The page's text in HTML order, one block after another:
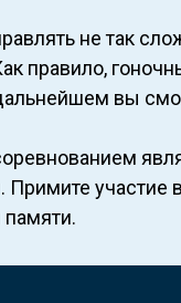
не так
правило,
вы
участие
памяти.